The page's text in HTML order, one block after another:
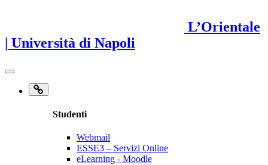
L’Orientale
| Università di Napoli
Studenti
Webmail
ESSE3 – Servizi Online
eLearning - Moodle